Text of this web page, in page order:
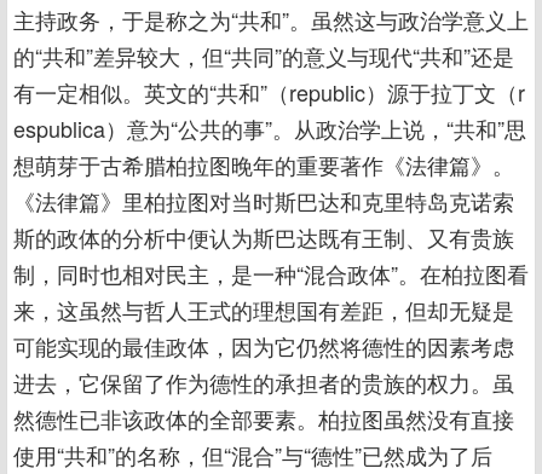
主持政务，于是称之为“共和”。虽然这与政治学意义上
的“共和”差异较大，但“共同”的意义与现代“共和”还是
有一定相似。英文的“共和”（republic）源于拉丁文（r
espublica）意为“公共的事”。从政治学上说，“共和”思
想萌芽于古希腊柏拉图晚年的重要著作《法律篇》。
《法律篇》里柏拉图对当时斯巴达和克里特岛克诺索
斯的政体的分析中便认为斯巴达既有王制、又有贵族
制，同时也相对民主，是一种“混合政体”。在柏拉图看
来，这虽然与哲人王式的理想国有差距，但却无疑是
可能实现的最佳政体，因为它仍然将德性的因素考虑
进去，它保留了作为德性的承担者的贵族的权力。虽
然德性已非该政体的全部要素。柏拉图虽然没有直接
使用“共和”的名称，但“混合”与“德性”已然成为了后